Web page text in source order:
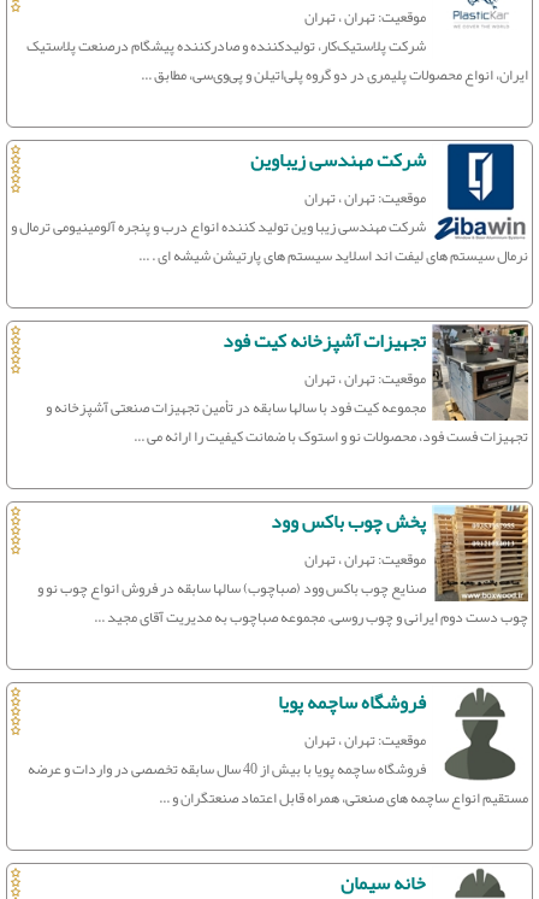
موقعیت: تهران ، تهران
شرکت پلاستیک‌کار، تولیدکننده و صادرکننده پیشگام درصنعت پلاستیک
ایران، انواع محصولات پلیمری در دو گروه پلی‌اتیلن و پی‌وی‌سی، مطابق ...
شرکت مهندسی زیباوین
موقعیت: تهران ، تهران
شرکت مهندسی زیبا وین تولید کننده انواع درب و پنجره آلومینیومی ترمال و
نرمال سیستم های لیفت اند اسلاید سیستم های پارتیشن شیشه ای . ...
تجهیزات آشپزخانه کیت فود
موقعیت: تهران ، تهران
مجموعه کیت فود با سالها سابقه در تأمین تجهیزات صنعتی آشپزخانه و
تجهیزات فست فود، محصولات نو و استوک با ضمانت کیفیت را ارائه می‌ ...
پخش چوب باکس وود
موقعیت: تهران ، تهران
صنایع چوب باکس وود (صباچوب) سالها سابقه در فروش انواع چوب نو و
چوب دست دوم ایرانی و چوب روسی. مجموعه صباچوب به مدیریت آقای مجید ...
فروشگاه ساچمه پویا
موقعیت: تهران ، تهران
فروشگاه ساچمه پویا با بیش از 40 سال سابقه تخصصی در واردات و عرضه
مستقیم انواع ساچمه های صنعتی، همراه قابل اعتماد صنعتگران و ...
خانه سیمان